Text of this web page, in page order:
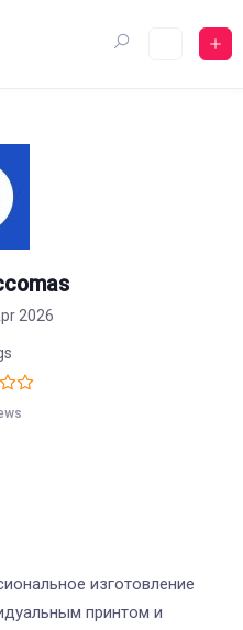
2026
изготовление
принтом и